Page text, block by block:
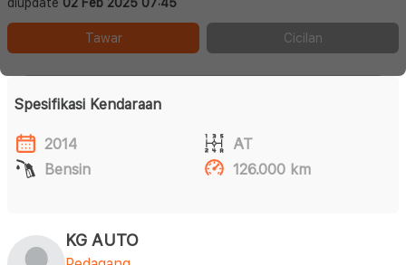
Tawar Cicilan
Spesifikasi Kendaraan
2014
AT
Bensin
126.000 km
KG AUTO